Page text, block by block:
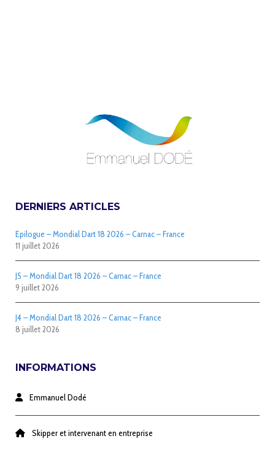
DERNIERS ARTICLES
Epilogue – Mondial Dart 18 2026 – Carnac – France
11 juillet 2026
J5 – Mondial Dart 18 2026 – Carnac – France
9 juillet 2026
J4 – Mondial Dart 18 2026 – Carnac – France
8 juillet 2026
INFORMATIONS
Emmanuel Dodé
Skipper et intervenant en entreprise